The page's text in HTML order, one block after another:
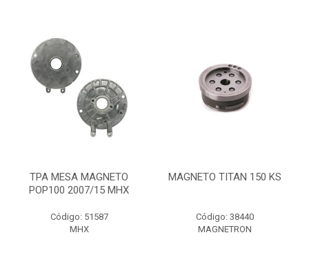
TPA MESA MAGNETO
POP100 2007/15 MHX
Código: 51587
MHX
MAGNETO TITAN 150 KS
Código: 38440
MAGNETRON